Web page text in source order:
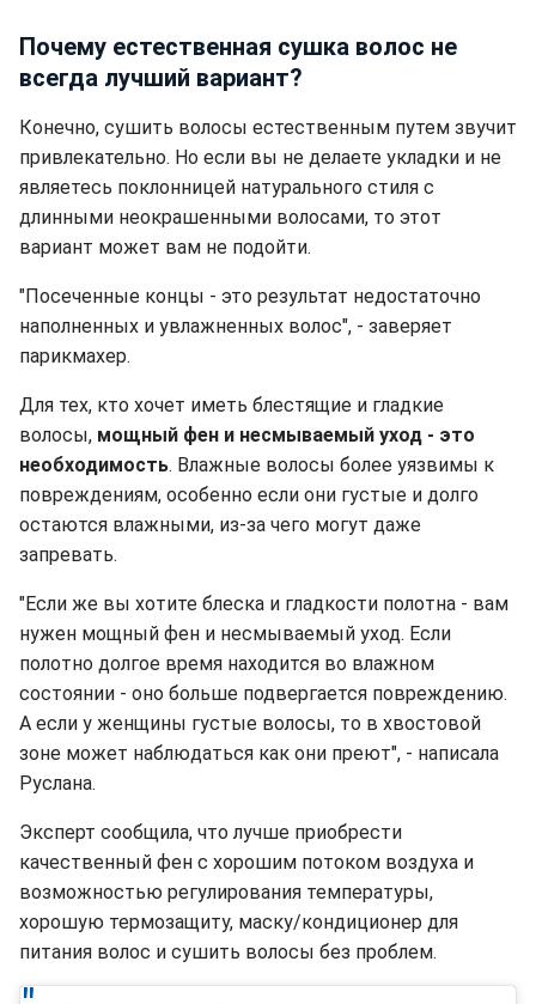
Почему естественная сушка волос не
всегда лучший вариант?
Конечно, сушить волосы естественным путем звучит
привлекательно. Но если вы не делаете укладки и не
являетесь поклонницей натурального стиля с
длинными неокрашенными волосами, то этот
вариант может вам не подойти.
"Посеченные концы - это результат недостаточно
наполненных и увлажненных волос", - заверяет
парикмахер.
Для тех, кто хочет иметь блестящие и гладкие
волосы, мощный фен и несмываемый уход - это
необходимость. Влажные волосы более уязвимы к
повреждениям, особенно если они густые и долго
остаются влажными, из-за чего могут даже
запревать.
"Если же вы хотите блеска и гладкости полотна - вам
нужен мощный фен и несмываемый уход. Если
полотно долгое время находится во влажном
состоянии - оно больше подвергается повреждению.
А если у женщины густые волосы, то в хвостовой
зоне может наблюдаться как они преют", - написала
Руслана.
Эксперт сообщила, что лучше приобрести
качественный фен с хорошим потоком воздуха и
возможностью регулирования температуры,
хорошую термозащиту, маску/кондиционер для
питания волос и сушить волосы без проблем.